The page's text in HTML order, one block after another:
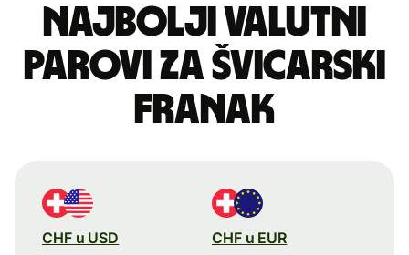
Najbolji valutni
parovi za švicarski
franak
CHF u USD CHF u EUR